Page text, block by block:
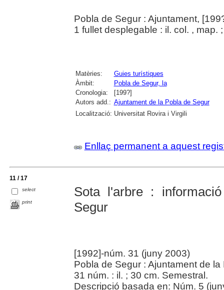
Pobla de Segur : Ajuntament,
1 fullet desplegable : il. col. , map.
Matèries:
Guies turístiques
Àmbit:
Pobla de Segur, la
Cronologia:
[199?]
Autors add.: Ajuntament de la Pobla de Segur
Localització: Universitat Rovira i Virgili
Enllaç permanent a aquest
11 / 17
select
print
Sota l'arbre :
Segur
[1992]-núm. 31 (juny 2003)
Pobla de Segur : Ajuntament de
31 núm. : il. ; 30 cm. Semestral.
Descripció basada en: Núm. 5